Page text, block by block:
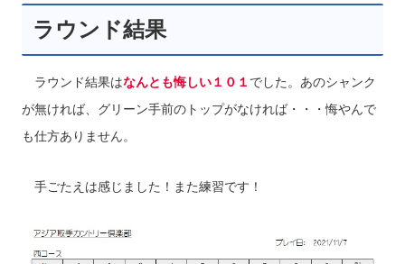
ラウンド結果
ラウンド結果はなんとも悔しい１０１ でした。あのシャンク
が無ければ、グリーン手前のトップがなければ・・・悔やんで
も仕方ありません。
手ごたえは感じました！また練習です！